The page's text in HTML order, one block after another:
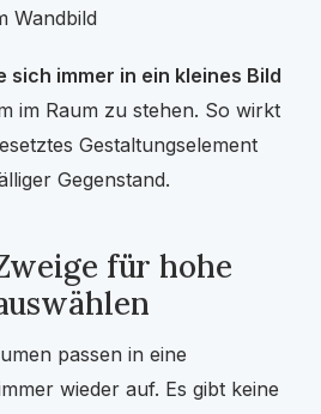
Wandbild
sich immer in ein kleines Bild
im Raum zu stehen. So wirkt
Gestaltungselement
Gegenstand.
für hohe
passen in eine
wieder auf. Es gibt keine